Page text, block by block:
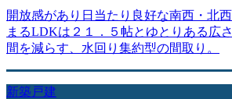
開放感があり日当たり良好な南西・北
まるLDKは２１．５帖とゆとりある広
間を減らす、水回り集約型の間取り。
新築戸建